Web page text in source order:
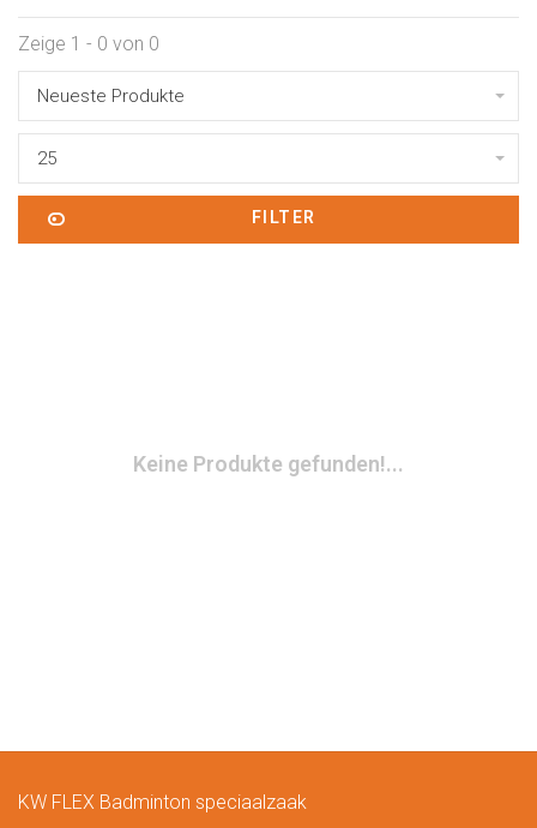
Zeige 1 - 0 von 0
Neueste Produkte
25
FILTER
Keine Produkte gefunden!...
KW FLEX Badminton speciaalzaak